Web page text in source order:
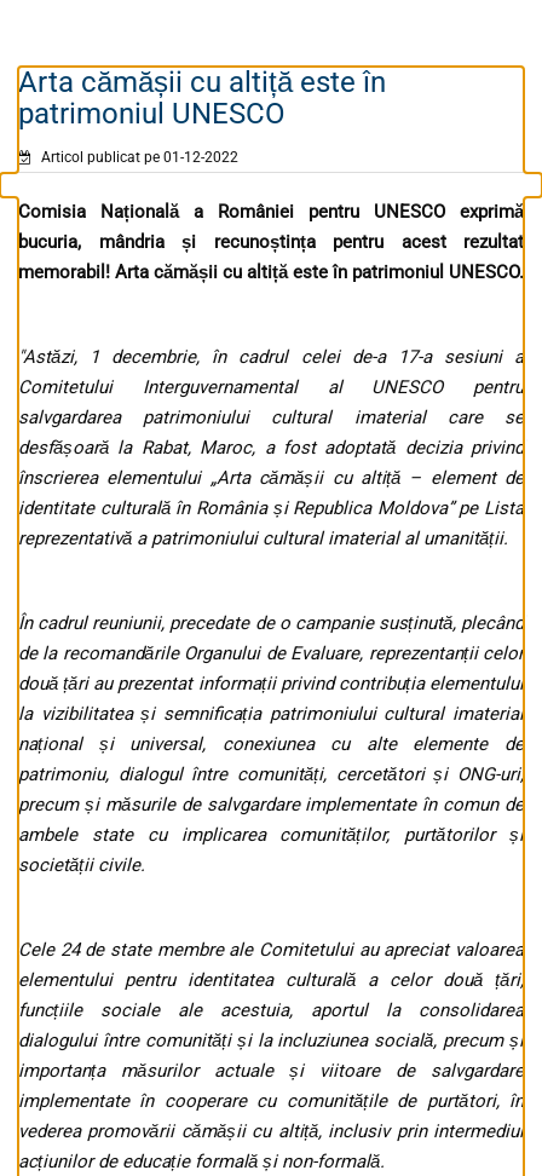
Arta cămășii cu altiță este în
patrimoniul UNESCO
Articol publicat pe 01-12-2022
Comisia Națională a României pentru UNESCO exprimă
bucuria, mândria și recunoștința pentru acest rezultat
memorabil! Arta cămășii cu altiță este în patrimoniul UNESCO.
"Astăzi, 1 decembrie, în cadrul celei de-a 17-a sesiuni a
Comitetului Interguvernamental al UNESCO pentru
salvgardarea patrimoniului cultural imaterial care se
desfășoară la Rabat, Maroc, a fost adoptată decizia privind
înscrierea elementului „Arta cămășii cu altiță – element de
identitate culturală în România și Republica Moldova” pe Lista
reprezentativă a patrimoniului cultural imaterial al umanității.
În cadrul reuniunii, precedate de o campanie susținută, plecând
de la recomandările Organului de Evaluare, reprezentanții celor
două țări au prezentat informații privind contribuția elementului
la vizibilitatea și semnificația patrimoniului cultural imaterial
național și universal, conexiunea cu alte elemente de
patrimoniu, dialogul între comunități, cercetători și ONG-uri,
precum și măsurile de salvgardare implementate în comun de
ambele state cu implicarea comunităților, purtătorilor și
societății civile.
Cele 24 de state membre ale Comitetului au apreciat valoarea
elementului pentru identitatea culturală a celor două țări,
funcțiile sociale ale acestuia, aportul la consolidarea
dialogului între comunități și la incluziunea socială, precum și
importanța măsurilor actuale și viitoare de salvgardare
implementate în cooperare cu comunitățile de purtători, în
vederea promovării cămășii cu altiță, inclusiv prin intermediul
acțiunilor de educație formală și non-formală.